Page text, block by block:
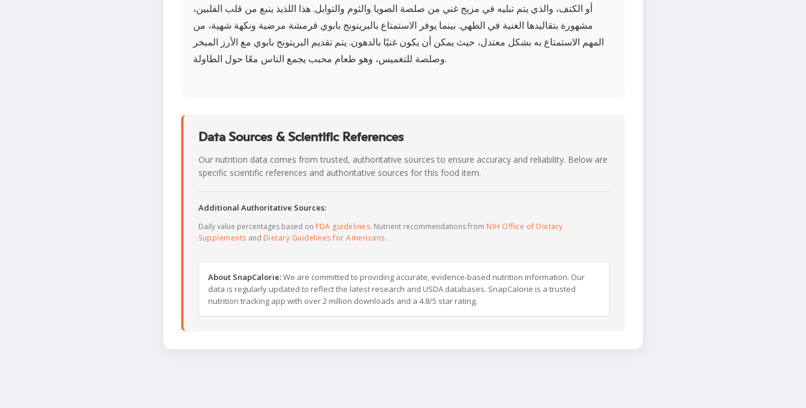
أو الكتف، والذي يتم تبليه في مزيج غني من صلصة الصويا والثوم والتوابل. هذا اللذيذ ينبع من قلب الفلبين،
مشهورة بتقاليدها الغنية في الطهي. بينما يوفر الاستمتاع بالبريتونج بابوي قرمشة مرضية ونكهة شهية، من
المهم الاستمتاع به بشكل معتدل، حيث يمكن أن يكون غنيًا بالدهون. يتم تقديم البريتونج بابوي مع الأرز المبخر
وصلصة للتغميس، وهو طعام محبب يجمع الناس معًا حول الطاولة.
Data Sources & Scientific References
Our nutrition data comes from trusted, authoritative sources to ensure accuracy and reliability. Below are
specific scientific references and authoritative sources for this food item.
Additional Authoritative Sources:
Daily value percentages based on FDA guidelines. Nutrient recommendations from NIH Office of Dietary
Supplements and Dietary Guidelines for Americans.
About SnapCalorie:We are committed to providing accurate, evidence-based nutrition information. Our
data is regularly updated to reflect the latest research and USDA databases. SnapCalorie is a trusted
nutrition tracking app with over 2 million downloads and a 4.8/5 star rating.